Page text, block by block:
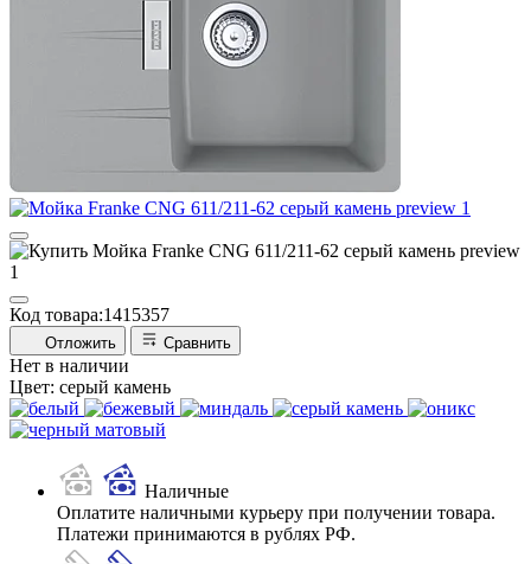
Код товара:1415357
Отложить Сравнить
Нет в наличии
Цвет: серый камень
Наличные
Оплатите наличными курьеру при получении товара.
Платежи принимаются в рублях РФ.